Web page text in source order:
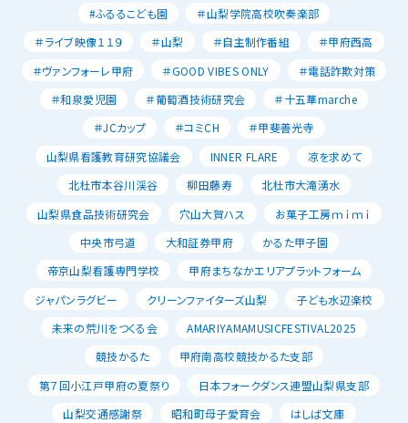
#ふるるこども園
＃山梨学院高校吹奏楽部
＃ライブ映像１１９
＃山梨 ＃自主制作番組
＃甲府西高
＃ヴァンフォーレ甲府
＃GOOD VIBES ONLY
＃電話詐欺対策
＃和泉愛児園
＃葡萄酒技術研究会
＃十五華marche
＃JCカップ
＃コミCH
＃甲斐善光寺
山梨県看護教育研究協議会
INNER FLARE
凉を求めて
北杜市本谷川渓谷
柳田藤寿
北杜市大滝湧水
山梨県食品技術研究会
穴山大賀ハス
お菓子工房ｍｉｍｉ
中央市弓道
大和証券甲府
かるた甲子園
帝京山梨看護専門学校
甲府まちなかエリアプラットフォーム
ジャパンラグビー
クリーンファイターズ山梨
子ども水辺楽校
未来の荒川をつくる会
AMARIYAMAMUSICFESTIVAL2025
競技かるた
甲府南高校競技かるた支部
第７回小江戸甲府の夏祭り
日本フォークダンス連盟山梨県支部
山梨交通感謝祭
昭和町母子愛育会
はしば文庫